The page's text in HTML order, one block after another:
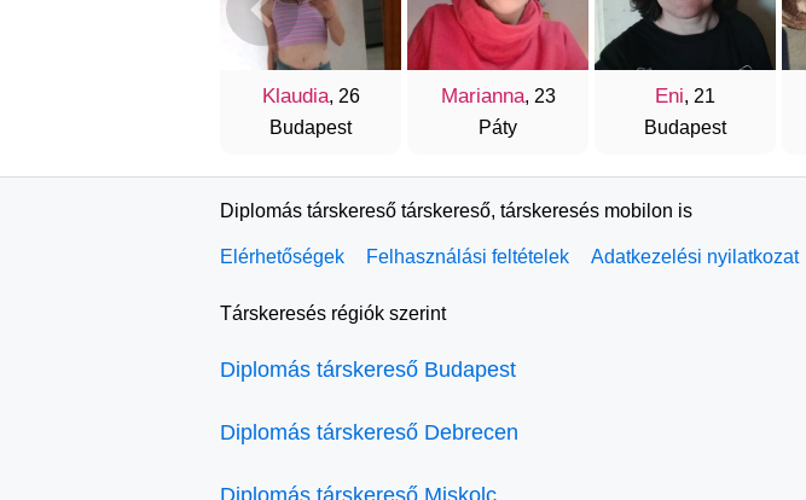
Klaudia, 26
Budapest
Marianna, 23
Páty
Eni, 21
Budapest
Diplomás társkereső társkereső, társkeresés mobilon is
Elérhetőségek Felhasználási feltételek Adatkezelési nyilatkozat
Társkeresés régiók szerint
Diplomás társkereső Budapest
Diplomás társkereső Debrecen
Diplomás társkereső Miskolc